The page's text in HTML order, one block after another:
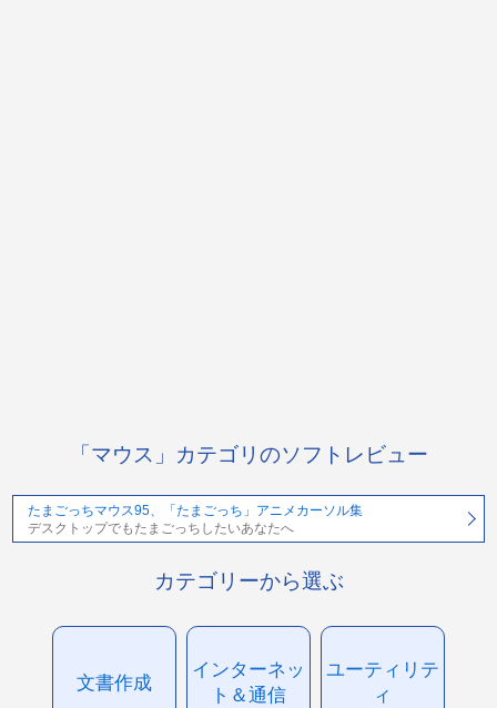
「マウス」カテゴリのソフトレビュー
たまごっちマウス95、「たまごっち」アニメカーソル集
デスクトップでもたまごっちしたいあなたへ
カテゴリーから選ぶ
文書作成
インターネッ
ト＆通信
ユーティリテ
ィ